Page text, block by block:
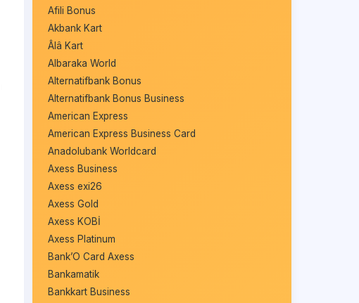
Afili Bonus
Akbank Kart
Âlâ Kart
Albaraka World
Alternatifbank Bonus
Alternatifbank Bonus Business
American Express
American Express Business Card
Anadolubank Worldcard
Axess Business
Axess exi26
Axess Gold
Axess KOBİ
Axess Platinum
Bank’O Card Axess
Bankamatik
Bankkart Business